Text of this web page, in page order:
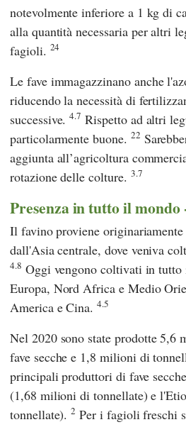
notevolmente inferiore a 1 kg di
alla quantità necessaria per altri
fagioli. 24
Le fave immagazzinano anche
riducendo la necessità di
successive.4.7 Rispetto ad altri
particolarmente buone. 22
aggiunta all’agricoltura
rotazione delle colture. 3.7
Presenza in tutto il mondo
Il favino proviene
dall'Asia centrale, dove veniva
4.8 Oggi vengono coltivati in
Europa, Nord Africa e Medio
America e Cina.4.5
Nel 2020 sono state prodotte 5,6
fave secche e 1,8 milioni di
principali produttori di fave
(1,68 milioni di tonnellate) e
tonnellate).2 Per i fagioli freschi